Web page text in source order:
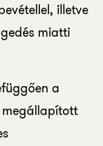
illetve
miatti
a